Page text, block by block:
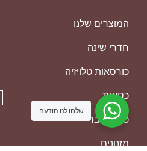
המוצרים שלנו
חדרי שינה
כורסאות טלויזיה
כסאות
כסאות בר
מזנונים
שלחו לנו הודעה